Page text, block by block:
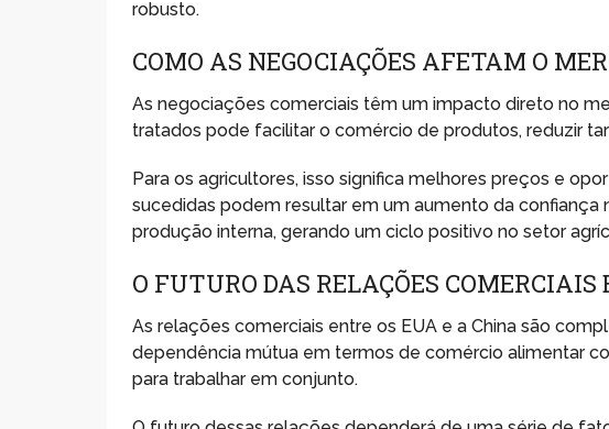
robusto.
COMO AS NEGOCIAÇÕES AFETAM O
As negociações comerciais têm um impacto direto no
tratados pode facilitar o comércio de produtos, reduzir
Para os agricultores, isso significa melhores preços e
sucedidas podem resultar em um aumento da confiança
produção interna, gerando um ciclo positivo no setor
O FUTURO DAS RELAÇÕES
As relações comerciais entre os EUA e a China são
dependência mútua em termos de comércio alimentar
para trabalhar em conjunto.